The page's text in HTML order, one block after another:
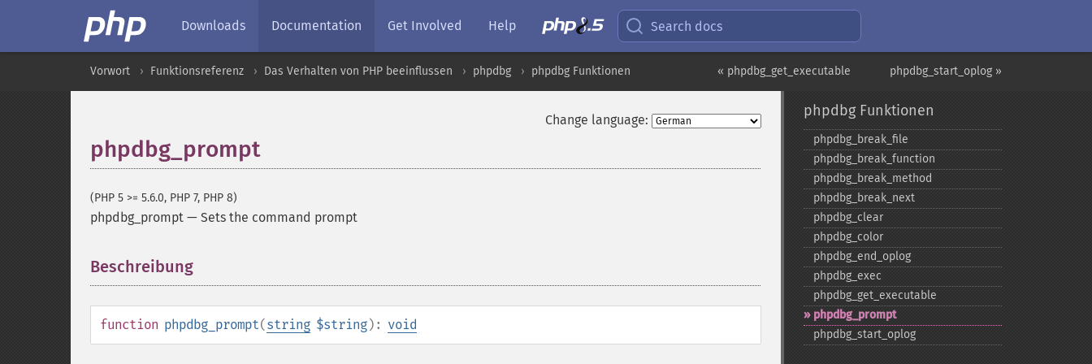
Downloads Documentation Get Involved Help Search docs
phpdbg_start_oplog »
« phpdbg_get_executable
Vorwort Funktionsreferenz Das Verhalten von PHP beeinflussen phpdbg phpdbg Funktionen
Change language:
phpdbg_prompt
(PHP 5 >= 5.6.0, PHP 7, PHP 8)
phpdbg_prompt — Sets the command prompt
Beschreibung
function phpdbg_prompt(string $string): void
phpdbg Funktionen
phpdbg_​break_​file
phpdbg_​break_​function
phpdbg_​break_​method
phpdbg_​break_​next
phpdbg_​clear
phpdbg_​color
phpdbg_​end_​oplog
phpdbg_​exec
phpdbg_​get_​executable
phpdbg_​prompt
phpdbg_​start_​oplog